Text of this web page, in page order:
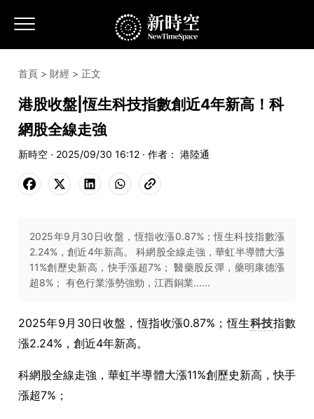
首頁 > 財經 > 正文
港股收盤|恆生科技指數創近4年新高！科
網股全線走強
新時空 · 2025/09/30 16:12 · 作者： 港陸通
2025年9月30日收盤，恆指收漲0.87%；恆生科技指數漲
2.24%，創近4年新高。 科網股全線走強，華虹半導體大漲
11%創歷史新高，快手漲超7%； 醫藥股反彈，藥明康德漲
超8%； 有色行業漲勢強勁，江西銅業......
2025年9月30日收盤，恆指收漲0.87%；恆生科技指數
漲2.24%，創近4年新高。
科網股全線走強，華虹半導體大漲11%創歷史新高，快手
漲超7%；